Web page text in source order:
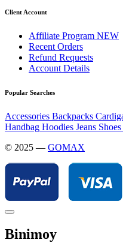
Client Account
Affiliate Program NEW
Recent Orders
Refund Requests
Account Details
Popular Searches
Accessories Backpacks
Handbag Hoodies Jeans Shoes
© 2025 — GOMAX
Binimoy